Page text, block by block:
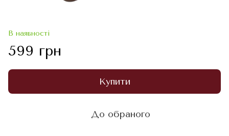
В наявності
599 грн
Купити
До обраного